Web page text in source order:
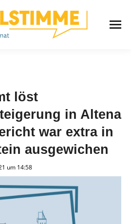
löst
in Altena
war extra in
ausgewichen
um 14:58